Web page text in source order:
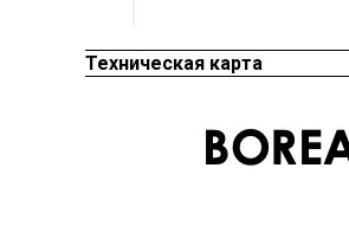
Техническая карта